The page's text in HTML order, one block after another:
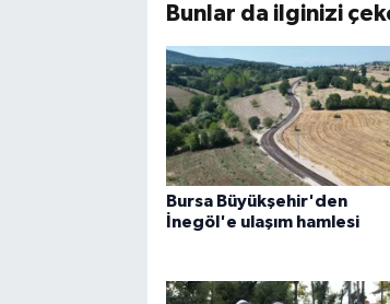
Bunlar da ilginizi
Bursa Büyükşehir'den
İnegöl'e ulaşım hamlesi